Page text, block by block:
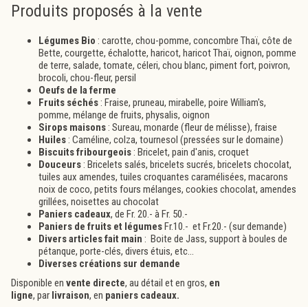
Produits proposés à la vente
Légumes Bio : carotte, chou-pomme, concombre Thaï, côte de
Bette, courgette, échalotte, haricot, haricot Thaï, oignon, pomme
de terre, salade, tomate, céleri, chou blanc, piment fort, poivron,
brocoli, chou-fleur, persil
Oeufs de la ferme
Fruits séchés : Fraise, pruneau, mirabelle, poire William's,
pomme, mélange de fruits, physalis, oignon
Sirops maisons : Sureau, monarde (fleur de mélisse), fraise
Huiles : Caméline, colza, tournesol (pressées sur le domaine)
Biscuits fribourgeois : Bricelet, pain d'anis, croquet
Douceurs : Bricelets salés, bricelets sucrés, bricelets chocolat,
tuiles aux amendes, tuiles croquantes caramélisées, macarons
noix de coco, petits fours mélanges, cookies chocolat, amendes
grillées, noisettes au chocolat
Paniers cadeaux, de Fr. 20.- à Fr. 50.-
Paniers de fruits et légumesFr.10.- et Fr.20.- (sur demande)
Divers articles fait main : Boite de Jass, support à boules de
pétanque, porte-clés, divers étuis, etc...
Diverses créations sur demande
Disponible en vente directe, au détail et en gros, en
ligne, par livraison, en paniers cadeaux.